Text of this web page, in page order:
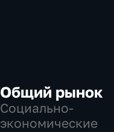
Общий рынок
Социально-
экономические